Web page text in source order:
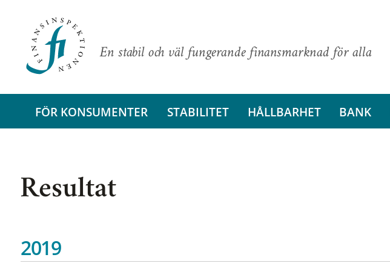
En stabil och väl fungerande finansmarknad för alla
FÖR KONSUMENTER STABILITET HÅLLBARHET BANK
Resultat
2019